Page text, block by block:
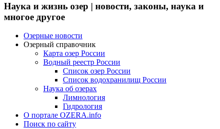
Наука и жизнь озер | новости, законы, наука и
многое другое
Озерные новости
Озерный справочник
Карта озер России
Водный реестр России
Список озер России
Список водохранилищ России
Наука об озерах
Лимнология
Гидрология
О портале OZERA.info
Поиск по сайту